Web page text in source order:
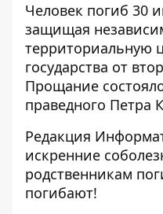
Человек погиб 30
защищая
территориальную
государства от
Прощание
праведного Петра
Редакция
искренние
родственникам
погибают!